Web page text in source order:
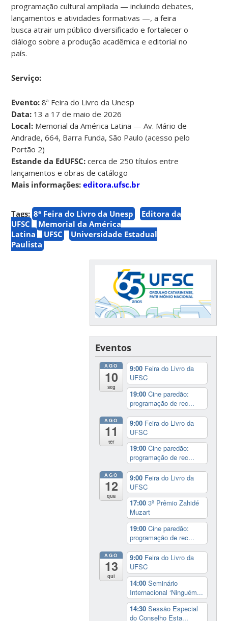
programação cultural ampliada — incluindo debates,
lançamentos e atividades formativas —, a feira
busca atrair um público diversificado e fortalecer o
diálogo sobre a produção acadêmica e editorial no
país.
Serviço:
Evento: 8ª Feira do Livro da Unesp
Data: 13 a 17 de maio de 2026
Local: Memorial da América Latina — Av. Mário de
Andrade, 664, Barra Funda, São Paulo (acesso pelo
Portão 2)
Estande da EdUFSC: cerca de 250 títulos entre
lançamentos e obras de catálogo
Mais informações: editora.ufsc.br
Tags: 8ª Feira do Livro da Unesp
Editora da
UFSC
Memorial da América
Latina
UFSC
Universidade Estadual
Paulista
Eventos
AGO
10
seg
9:00 Feira do Livro da
UFSC
19:00Cine paredão:
programação de rec...
AGO
11
ter
9:00 Feira do Livro da
UFSC
19:00Cine paredão:
programação de rec...
AGO
12
qua
9:00 Feira do Livro da
UFSC
17:003º Prêmio Zahidé
Muzart
19:00Cine paredão:
programação de rec...
AGO
13
qui
9:00 Feira do Livro da
UFSC
14:00Seminário
Internacional ‘Ninguém...
14:30Sessão Especial
do Conselho Esta...